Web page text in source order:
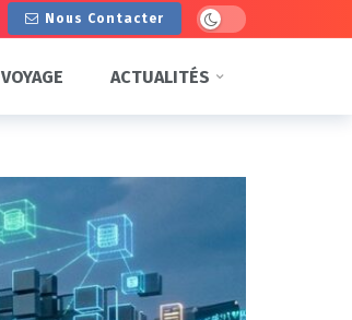
Nous Contacter Dark mode
VOYAGE ACTUALITÉS